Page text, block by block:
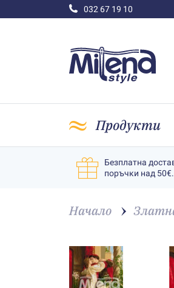
032 67 19 10
Продукти
Безплатна
поръчки над 50€.
Начало